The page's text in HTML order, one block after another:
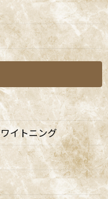
水 木 金 土
日
● ● ● ●
★
● ● ● ● ★
ます。
・祝日
は診療日となりま
イトニング